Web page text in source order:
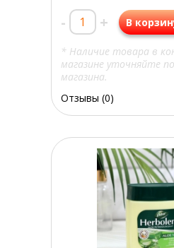
- + В
* Наличие товара в
магазине уточняйте
магазина.
Отзывы (0)